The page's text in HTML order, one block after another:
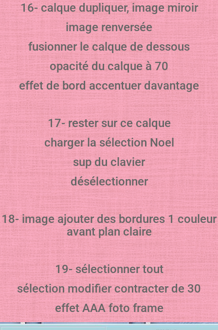
16- calque dupliquer, image miroir
image renversée
fusionner le calque de dessous
opacité du calque à 70
effet de bord accentuer davantage
17- rester sur ce calque
charger la sélection Noel
sup du clavier
désélectionner
18- image ajouter des bordures 1 couleur
avant plan claire
19- sélectionner tout
sélection modifier contracter de 30
effet AAA foto frame